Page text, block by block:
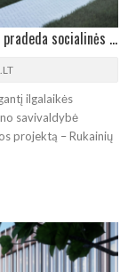
GLOBOS NAMAI SENJORAMS: Vilniaus rajonas pradeda socialinės infrastruktūros projektą
ilgalaikės
savivaldybė
projektą – Rukainių